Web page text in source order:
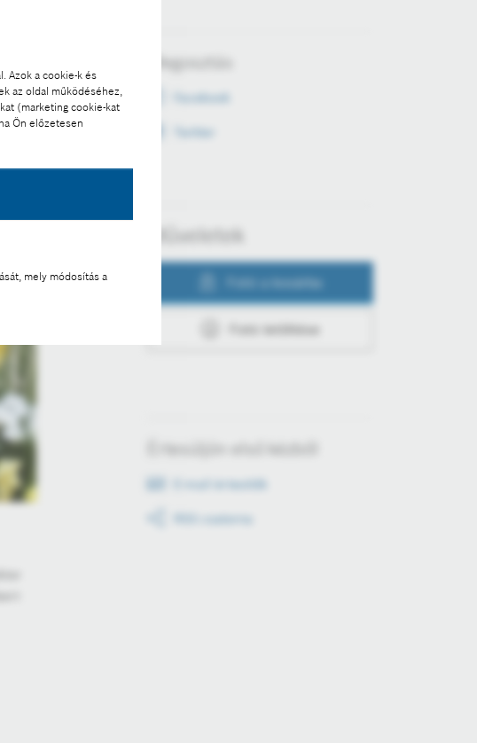
Azok a cookie-k és
az oldal működéséhez,
(marketing cookie-kat
Ön előzetesen
mely módosítás a
Megosztás
Műveletek
Fotó a kosárba
Értesüljön első kézből
E-mail értesítők
RSS csatorna